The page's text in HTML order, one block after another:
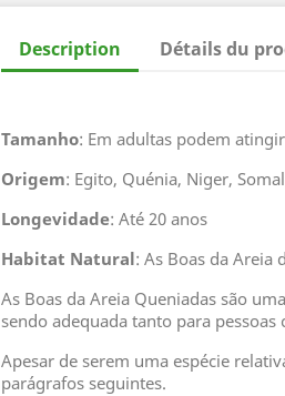
Description Détails du
Tamanho: Em adultas podem
Origem: Egito, Quénia, Niger,
Longevidade: Até 20 anos
Habitat Natural: As Boas da Areia
As Boas da Areia Queniadas são
sendo adequada tanto para
Apesar de serem uma espécie
parágrafos seguintes.